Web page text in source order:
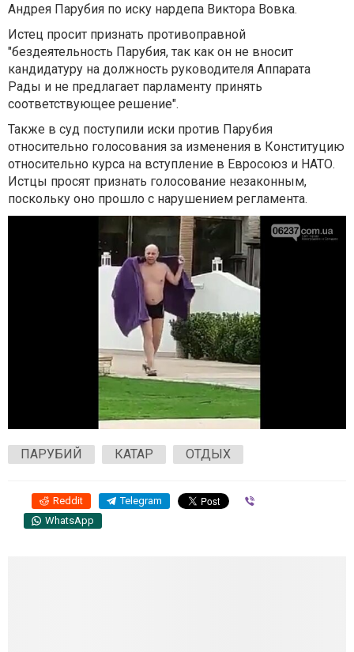
Андрея Парубия по иску нардепа Виктора Вовка.
Истец просит признать противоправной
"бездеятельность Парубия, так как он не вносит
кандидатуру на должность руководителя Аппарата
Рады и не предлагает парламенту принять
соответствующее решение".
Также в суд поступили иски против Парубия
относительно голосования за изменения в Конституцию
относительно курса на вступление в Евросоюз и НАТО.
Истцы просят признать голосование незаконным,
поскольку оно прошло с нарушением регламента.
ПАРУБИЙ КАТАР ОТДЫХ
Reddit Telegram
WhatsApp